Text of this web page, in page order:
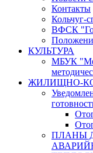
Контакты
Кольчуг-
ВФСК
КУЛЬТУРА
МБУК
ЖИЛИЩНО-
ПЛАНЫ